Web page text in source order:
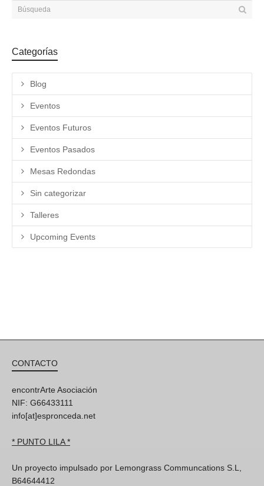
Categorías
Blog
Eventos
Eventos Futuros
Eventos Pasados
Mesas Redondas
Sin categorizar
Talleres
Upcoming Events
CONTACTO
encontrArte Asociación
NIF: G66433111
info[at]espronceda.net
* PUNTO LILA *
Un proyecto impulsado por Lemongrass Communcations S.L,
B64644412